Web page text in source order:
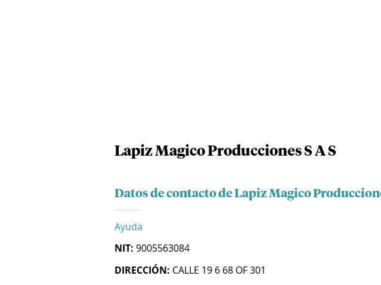
Lapiz Magico Producciones S A S
Datos de contacto de Lapiz Magico
Ayuda
NIT: 9005563084
DIRECCIÓN: CALLE 19 6 68 OF 301